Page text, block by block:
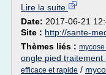
Lire la suite
Date: 2017-06-21
Site : http://sante-
Thèmes liés :
ongle pied traitement
efficace et rapide /